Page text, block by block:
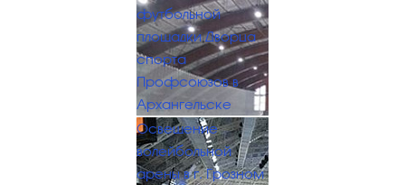
футбольной
площадки Дворца
спорта
Профсоюзов в
Архангельске
Освещение
волейбольной
арены в г. Грозном